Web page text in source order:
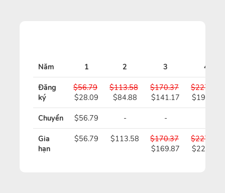
Năm 1 2 3 4
Đăng
ký
$56.79
$28.09
$113.58
$84.88
$170.37
$141.17
$227.16
$197.46
Chuyển $56.79 - -
Gia
hạn
$56.79 $113.58
$170.37
$169.87
$227.16
$226.16